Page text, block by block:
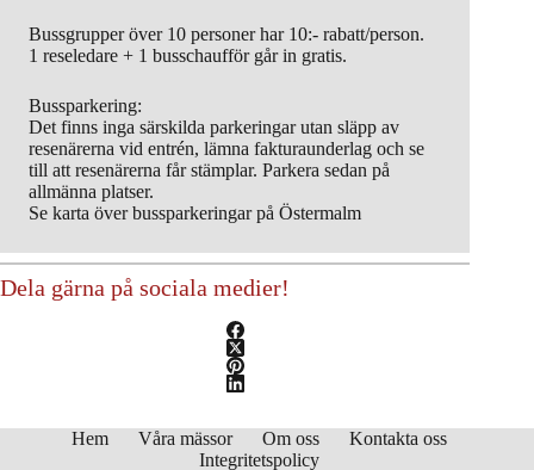
Bussgrupper över 10 personer har 10:- rabatt/person.
1 reseledare + 1 busschaufför går in gratis.
Bussparkering:
Det finns inga särskilda parkeringar utan släpp av
resenärerna vid entrén, lämna fakturaunderlag och se
till att resenärerna får stämplar. Parkera sedan på
allmänna platser.
Se karta över bussparkeringar på Östermalm
Dela gärna på sociala medier!
Hem Våra mässor Om oss
Kontakta oss
Integritetspolicy